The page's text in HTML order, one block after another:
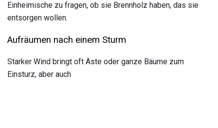
Einheimische zu fragen, ob sie Brennholz haben, das sie
entsorgen wollen.
Aufräumen nach einem Sturm
Starker Wind bringt oft Äste oder ganze Bäume zum
Einsturz, aber auch